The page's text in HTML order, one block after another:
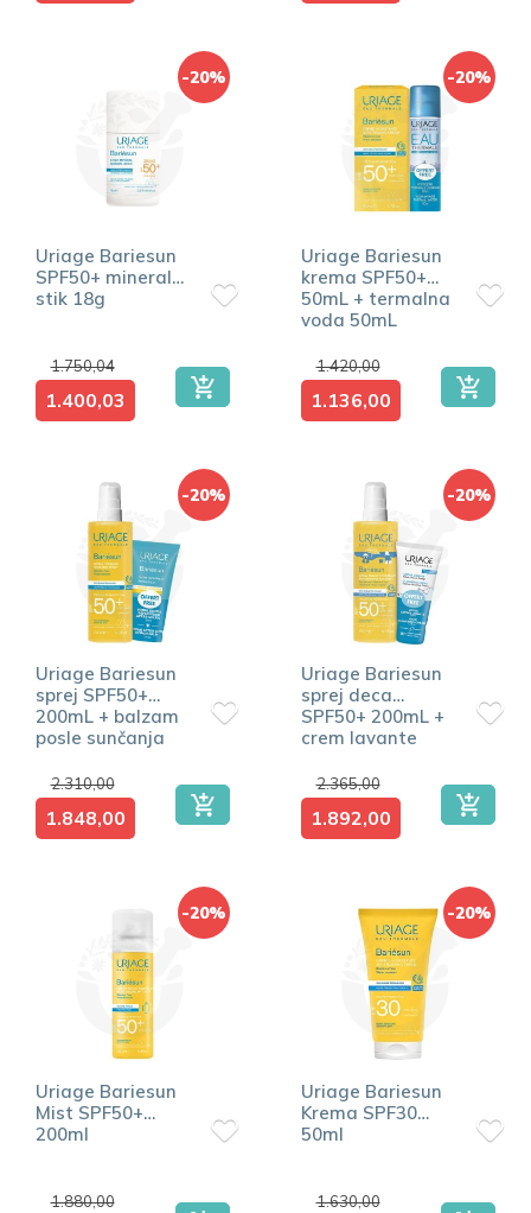
-20%
Uriage Bariesun
SPF50+ mineralni
stik 18g
1.750,04
1.400,03
-20%
Uriage Bariesun
krema SPF50+
50mL + termalna
voda 50mL
1.420,00
1.136,00
-20%
Uriage Bariesun
sprej SPF50+
200mL + balzam
posle sunčanja
2.310,00
1.848,00
-20%
Uriage Bariesun
sprej deca
SPF50+ 200mL +
crem lavante
2.365,00
1.892,00
-20%
Uriage Bariesun
Mist SPF50+
200ml
1.880,00
-20%
Uriage Bariesun
Krema SPF30
50ml
1.630,00